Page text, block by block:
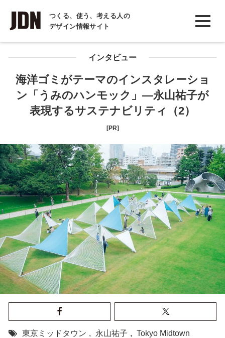
つくる、使う、考える人の
デザイン情報サイト
INTERVIEW
インタビュー
REPORT
COLUMN
コラム
インタビュー
海洋ゴミがテーマのインスタレーショ
ン「うみのハンモック」―永山祐子が
表現するサステナビリティ（2）
[PR]
東京ミッドタウン , 永山祐子 , Tokyo Midtown